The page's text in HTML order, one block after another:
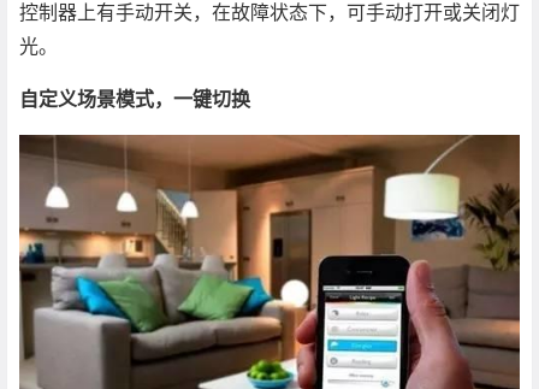
控制器上有手动开关，在故障状态下，可手动打开或关闭灯
光。
自定义场景模式，一键切换